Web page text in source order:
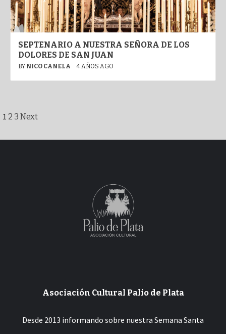
SEPTENARIO A NUESTRA SEÑORA DE LOS
DOLORES DE SAN JUAN
BY NICO CANELA 4 AÑOS AGO
Paginación
de
1 2 3 Next
Asociación Cultural Palio de Plata
Desde 2013 informando sobre nuestra Semana Santa